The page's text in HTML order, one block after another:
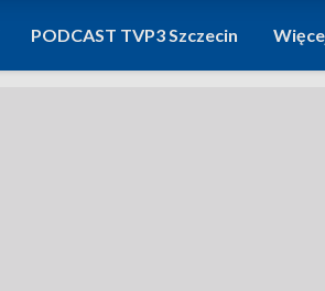
PODCAST TVP3 Szczecin